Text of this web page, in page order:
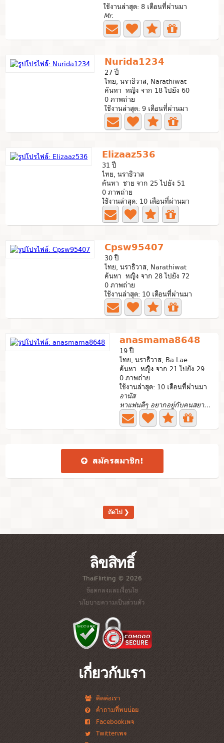
ใช้งานล่าสุด: 8 เดือนที่ผ่านมา
Mr.
Nurida1234
27 ปี
ไทย, นราธิวาส, Narathiwat
ค้นหา หญิง จาก 18 ไปยัง 60
0 ภาพถ่าย
ใช้งานล่าสุด: 9 เดือนที่ผ่านมา
Elizaaz536
31 ปี
ไทย, นราธิวาส
ค้นหา ชาย จาก 25 ไปยัง 51
0 ภาพถ่าย
ใช้งานล่าสุด: 10 เดือนที่ผ่านมา
Cpsw95407
30 ปี
ไทย, นราธิวาส, Narathiwat
ค้นหา หญิง จาก 28 ไปยัง 72
0 ภาพถ่าย
ใช้งานล่าสุด: 10 เดือนที่ผ่านมา
anasmama8648
19 ปี
ไทย, นราธิวาส, Ba Lae
ค้นหา หญิง จาก 21 ไปยัง 29
0 ภาพถ่าย
ใช้งานล่าสุด: 10 เดือนที่ผ่านมา
อานัส
หาแฟนดีๆ อยากอยู่กับคนสยายใจ
สมัคร​สมาชิก​!
ถัดไป ❯
ลิขสิทธิ์
ThaiFlirting © 2026
ข้อตกลงและเงื่อนไข
นโยบายความเป็นส่วนตัว
เกี่ยวกับเรา
ติดต่อเรา
คำถามที่พบบ่อย
Facebookเพจ
Twitterเพจ